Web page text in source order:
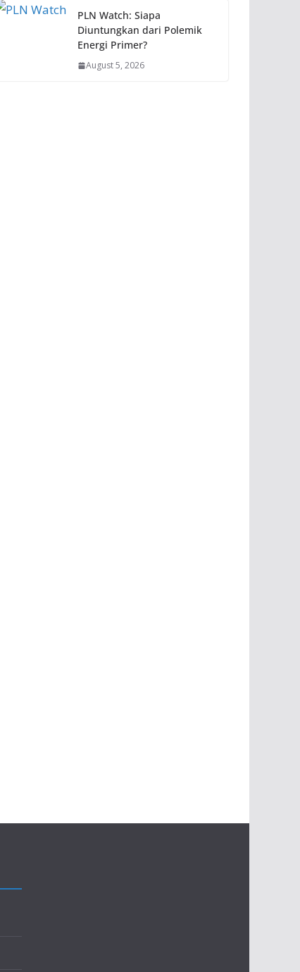
PLN Watch: Siapa
Diuntungkan dari Polemik
Energi Primer?
August 5, 2026